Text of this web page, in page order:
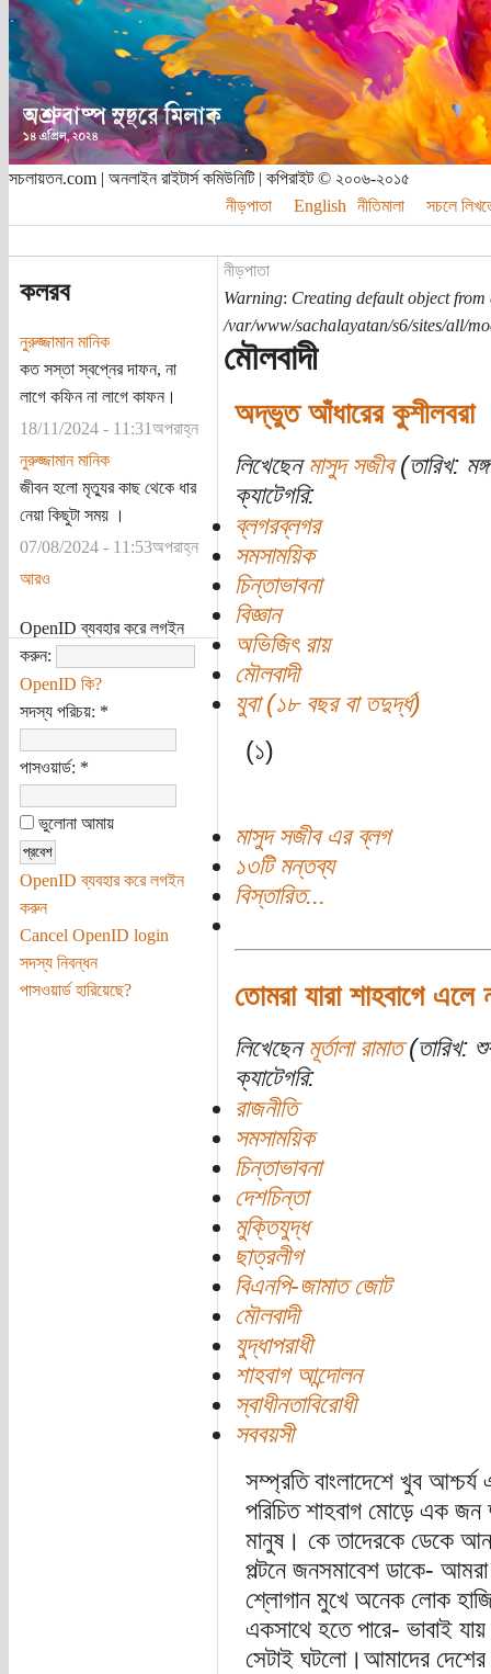
সচলায়তন.com | অনলাইন রাইটার্স কমিউনিটি | কপিরাইট © ২০০৬-২০১৫
নীড়পাতা
English নীতিমালা সচলে
কলরব
নুরুজ্জামান মানিক
কত সস্তা স্বপ্নের দাফন, না
লাগে কফিন না লাগে কাফন।
18/11/2024 - 11:31অপরাহ্ন
নুরুজ্জামান মানিক
জীবন হলো মৃত্যুর কাছ থেকে ধার
নেয়া কিছুটা সময় ।
07/08/2024 - 11:53অপরাহ্ন
আরও
OpenID ব্যবহার করে লগইন
করুন:
OpenID কি?
সদস্য পরিচয়: *
পাসওয়ার্ড: *
ভুলোনা আমায়
OpenID ব্যবহার করে লগইন
করুন
Cancel OpenID login
সদস্য নিবন্ধন
পাসওয়ার্ড হারিয়েছে?
নীড়পাতা
Warning: Creating default object from
/var/www/sachalayatan/s6/sites/all/
মৌলবাদী
অদ্ভুত আঁধারের কুশীলবরা
লিখেছেন মাসুদ সজীব(তারিখ:
ক্যাটেগরি:
ব্লগরব্লগর
সমসাময়িক
চিন্তাভাবনা
বিজ্ঞান
অভিজিৎ রায়
মৌলবাদী
যুবা (১৮ বছর বা তদুর্দ্ধ)
(১)
মাসুদ সজীব এর ব্লগ
১৩টি মন্তব্য
বিস্তারিত...
তোমরা যারা শাহবাগে এলে
লিখেছেন মূর্তালা রামাত(তারিখ:
ক্যাটেগরি:
রাজনীতি
সমসাময়িক
চিন্তাভাবনা
দেশচিন্তা
মুক্তিযুদ্ধ
ছাত্রলীগ
বিএনপি-জামাত জোট
মৌলবাদী
যুদ্ধাপরাধী
শাহবাগ আন্দোলন
স্বাধীনতাবিরোধী
সববয়সী
সম্প্রতি বাংলাদেশে খুব
পরিচিত শাহবাগ মোড়ে এক
মানুষ। কে তাদেরকে ডেকে
পল্টনে জনসমাবেশ ডাকে-
শ্লোগান মুখে অনেক লোক
একসাথে হতে পারে- ভাবাই
সেটাই ঘটলো।আমাদের